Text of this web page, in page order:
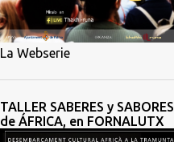
La Webserie
TALLER SABERES y SABORES
de ÁFRICA, en FORNALUTX